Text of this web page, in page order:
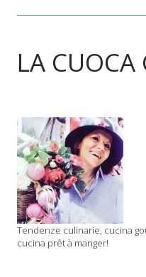
LA CUOCA
Tendenze culinarie, cucina
cucina prêt à manger!